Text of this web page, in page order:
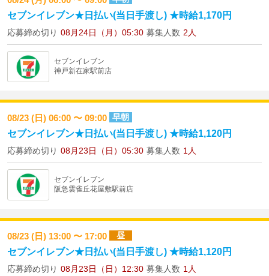
セブンイレブン★日払い(当日手渡し) ★時給1,170円
応募締め切り 08月24日（月）05:30 募集人数 2人
セブンイレブン
神戸新在家駅前店
08/23 (日) 06:00 〜 09:00 早朝
セブンイレブン★日払い(当日手渡し) ★時給1,120円
応募締め切り 08月23日（日）05:30 募集人数 1人
セブンイレブン
阪急雲雀丘花屋敷駅前店
08/23 (日) 13:00 〜 17:00 昼
セブンイレブン★日払い(当日手渡し) ★時給1,120円
応募締め切り 08月23日（日）12:30 募集人数 1人